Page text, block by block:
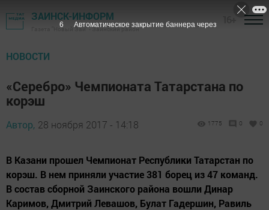
ЗАИНСК-ИНФОРМ
Газета "Новый Зай" - Заинский район
НОВОСТИ
«Серебро» Чемпионата Татарстана по
корэш
Автор, 28 ноября 2017 - 14:18 1775 0 0
В Казани прошел Чемпионат Республики Татарстан по
корэш. В нем приняли участие 381 борец из 47 команд.
В состав сборной Заинского района вошли Динар
Каримов, Дмитрий Левашов, Булат Гадершин, Равиль
5 Автоматическое закрытие баннера через